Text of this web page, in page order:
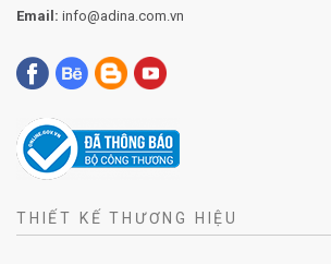
Email: info@adina.com.vn
THIẾT KẾ THƯƠNG HIỆU